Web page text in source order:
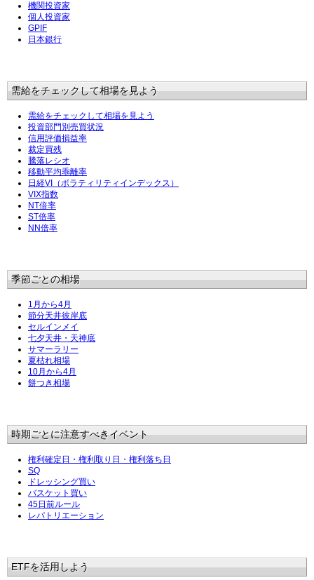
機関投資家
個人投資家
GPIF
日本銀行
需給をチェックして相場を見よう
需給をチェックして相場を見よう
投資部門別売買状況
信用評価損益率
裁定買残
騰落レシオ
移動平均乖離率
日経VI（ボラティリティインデックス）
VIX指数
NT倍率
ST倍率
NN倍率
季節ごとの相場
1月から4月
節分天井彼岸底
セルインメイ
七夕天井・天神底
サマーラリー
夏枯れ相場
10月から4月
餅つき相場
時期ごとに注意すべきイベント
権利確定日・権利取り日・権利落ち日
SQ
ドレッシング買い
バスケット買い
45日前ルール
レパトリエーション
ETFを活用しよう